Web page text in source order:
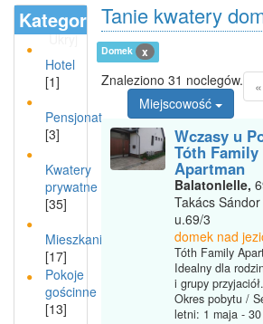
Kategoria
Ukryj
Hotel
[1]
Pensjonat
[3]
Kwatery
prywatne
[35]
Mieszkanie
[17]
Pokoje
gościnne
[13]
Tanie kwatery
Domek x
Znaleziono 31 noclegów. «
Miejscowość
Wczasy u
Tóth Family
Apartman
Balatonlelle,
Takács Sándor
u.69/3
domek nad
Tóth Family
Idealny dla
i grupy przyjaciół.
Okres pobytu /
letni: 1 maja - 30